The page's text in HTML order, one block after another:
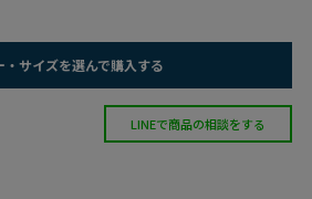
・サイズを選んで購入する
LINEで商品の相談をする